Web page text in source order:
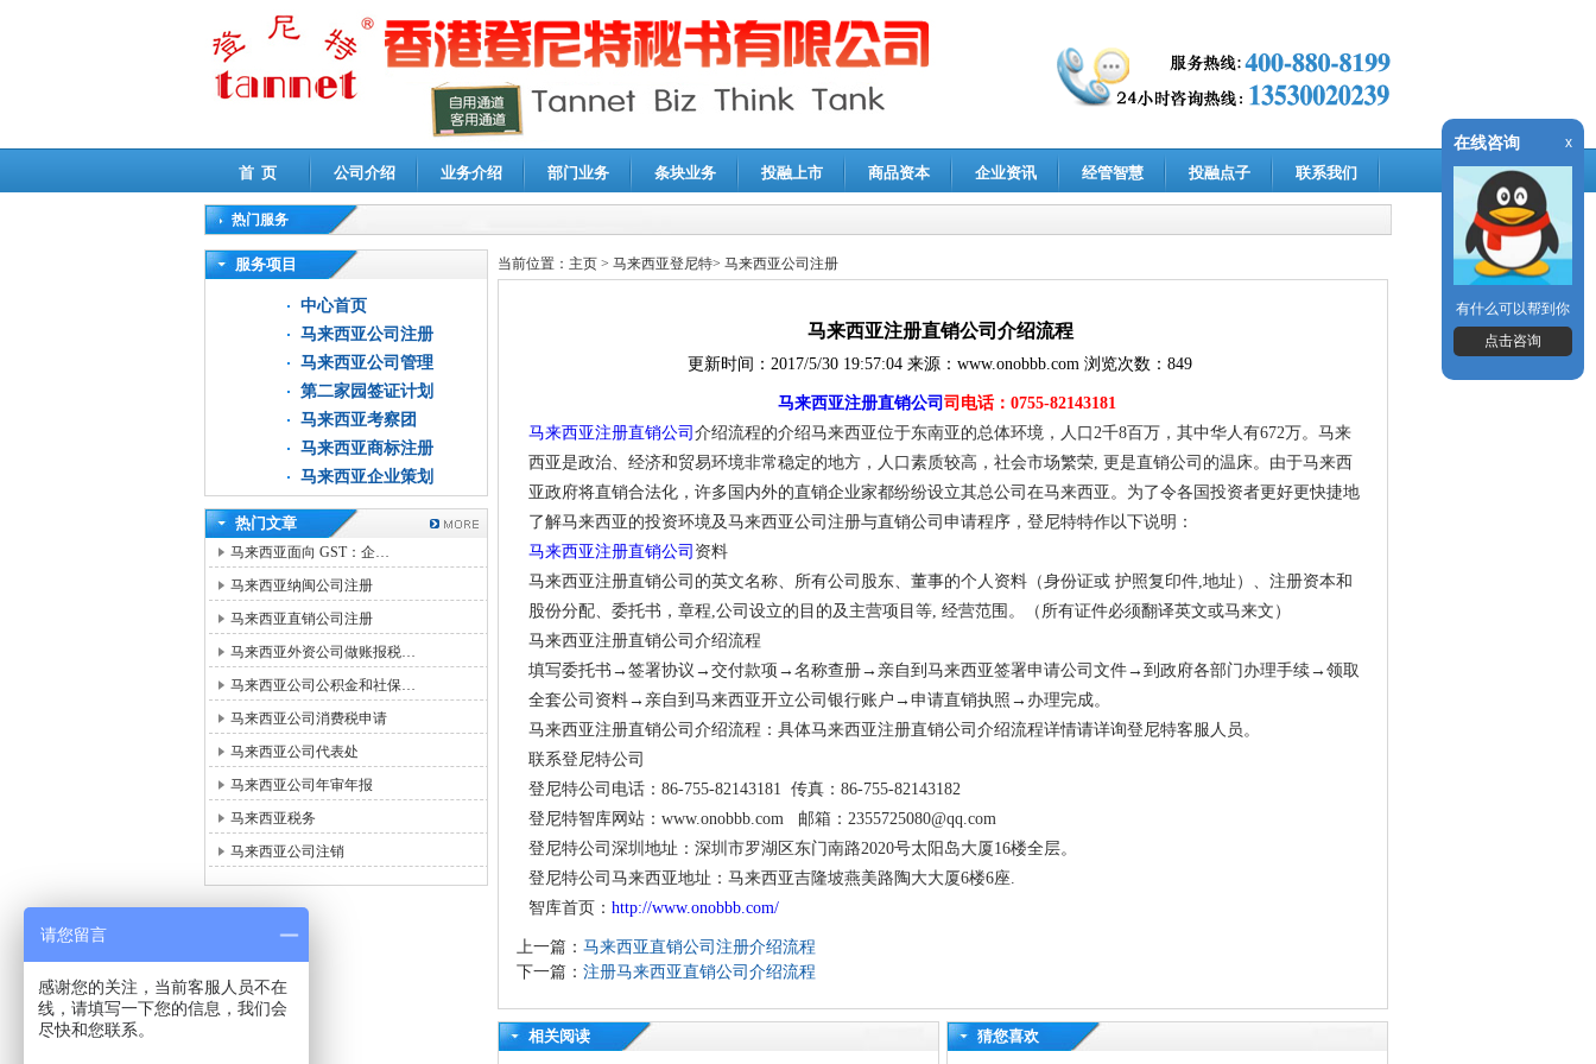
首 页 公司介绍 业务介绍 部门业务 条块业务 投融上市 商品资本 企业资讯 经管智慧 投融点子 联系我们
热门服务
高新技术企业认定审计|企业所得税汇算清缴申报鉴证
服务项目
中心首页
马来西亚公司注册
马来西亚公司管理
第二家园签证计划
马来西亚考察团
马来西亚商标注册
马来西亚企业策划
热门文章
马来西亚面向 GST：企…
马来西亚纳闽公司注册
马来西亚直销公司注册
马来西亚外资公司做账报税…
马来西亚公司公积金和社保…
马来西亚公司消费税申请
马来西亚公司代表处
马来西亚公司年审年报
马来西亚税务
马来西亚公司注销
当前位置： 主页 > 马来西亚登尼特> 马来西亚公司注册
马来西亚注册直销公司介绍流程
更新时间： 2017/5/30 19:57:04 来源： www.onobbb.com 浏览次数：849
马来西亚注册直销公司 司电话：0755-82143181
马来西亚注册直销公司 介绍流程的介绍马来西亚位于东南亚的总体环境，人口2千8百万，其中华人有672万。马来
西亚是政治、经济和贸易环境非常稳定的地方，人口素质较高，社会市场繁荣, 更是直销公司的温床。由于马来西
亚政府将直销合法化，许多国内外的直销企业家都纷纷设立其总公司在马来西亚。为了令各国投资者更好更快捷地
了解马来西亚的投资环境及马来西亚公司注册与直销公司申请程序，登尼特特作以下说明：
马来西亚注册直销公司 资料
马来西亚注册直销公司的英文名称、所有公司股东、董事的个人资料（身份证或 护照复印件,地址）、注册资本和
股份分配、委托书，章程,公司设立的目的及主营项目等, 经营范围。（所有证件必须翻译英文或马来文）
马来西亚注册直销公司介绍流程
填写委托书→签署协议→交付款项→名称查册→亲自到马来西亚签署申请公司文件→到政府各部门办理手续→领取
全套公司资料→亲自到马来西亚开立公司银行账户→申请直销执照→办理完成。
马来西亚注册直销公司介绍流程：具体马来西亚注册直销公司介绍流程详情请详询登尼特客服人员。
联系登尼特公司
登尼特公司电话：86-755-82143181 传真：86-755-82143182
登尼特智库网站：www.onobbb.com 邮箱：2355725080@qq.com
登尼特公司深圳地址：深圳市罗湖区东门南路2020号太阳岛大厦16楼全层。
登尼特公司马来西亚地址：马来西亚吉隆坡燕美路陶大大厦6楼6座.
智库首页： http://www.onobbb.com/
上一篇： 马来西亚直销公司注册介绍流程
下一篇： 注册马来西亚直销公司介绍流程
相关阅读 猜您喜欢
在线咨询 x
有什么可以帮到你
点击咨询
请您留言
感谢您的关注，当前客服人员不在
线，请填写一下您的信息，我们会
尽快和您联系。